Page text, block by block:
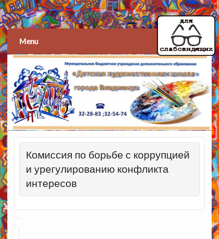
Детская художественная
школа
Menu
Комиссия по борьбе с коррупцией
и урегулированию конфликта
интересов